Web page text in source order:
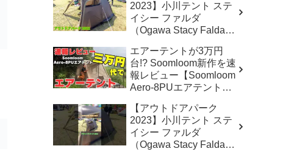
2023】小川テント ステ
イシー ファルダ
（Ogawa Stacy Falda）
akoakoa
エアーテントが3万円
台!? Soomloom新作を速
報レビュー【Soomloom
Aero-8PUエアテント】
ロキャンプで焚き火とラ
ンタン】
【アウトドアパーク
2023】小川テント ステ
イシー ファルダ
（Ogawa Stacy Falda）